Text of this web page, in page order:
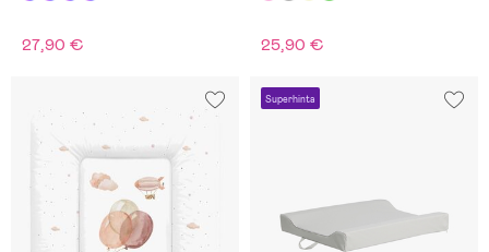
27,90 € 25,90 €
Superhinta